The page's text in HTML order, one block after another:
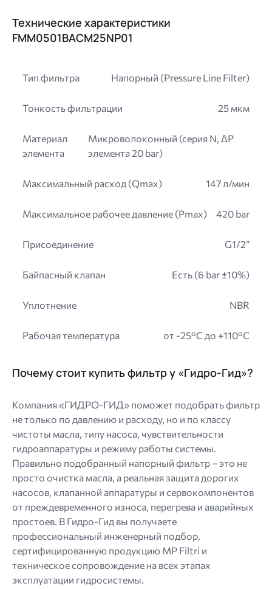
Технические характеристики
FMM0501BACМ25NP01
Тип фильтра Напорный (Pressure Line Filter)
Тонкость фильтрации 25 мкм
Материал
элемента
Микроволоконный (серия N, ΔP
элемента 20 bar)
Максимальный расход (Qmax) 147 л/мин
Максимальное рабочее давление (Pmax) 420 bar
Присоединение G1/2”
Байпасный клапан Есть (6 bar ±10%)
Уплотнение NBR
Рабочая температура от -25°C до +110°C
Почему стоит купить фильтр у «Гидро-Гид»?
Компания «ГИДРО-ГИД» поможет подобрать фильтр
не только по давлению и расходу, но и по классу
чистоты масла, типу насоса, чувствительности
гидроаппаратуры и режиму работы системы.
Правильно подобранный напорный фильтр – это не
просто очистка масла, а реальная защита дорогих
насосов, клапанной аппаратуры и сервокомпонентов
от преждевременного износа, перегрева и аварийных
простоев. В Гидро-Гид вы получаете
профессиональный инженерный подбор,
сертифицированную продукцию MP Filtri и
техническое сопровождение на всех этапах
эксплуатации гидросистемы.